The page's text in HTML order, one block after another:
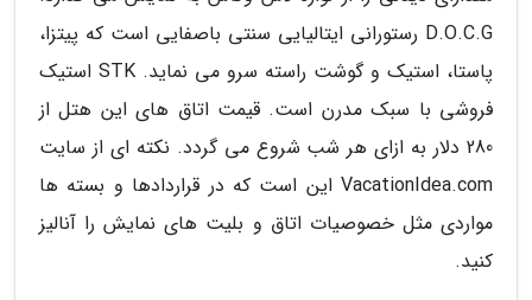
D.O.C.G رستورانی ایتالیایی سنتی باصفایی است که پیتزا،
پاستا، استیک و گوشت راسته سرو می نماید. STK استیک
فروشی با سبک مدرن است. قیمت اتاق های این هتل از
280 دلار به ازای هر شب شروع می گردد. نکته ای از سایت
VacationIdea.com این است که در قراردادها و بسته ها
مواردی مثل خصوصیات اتاق و بلیت های نمایش را آنالیز
کنید.